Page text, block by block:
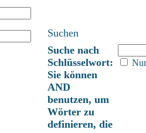
Suchen
Suche nach
Schlüsselwort:
Sie können
AND
benutzen, um
Wörter zu
definieren, die